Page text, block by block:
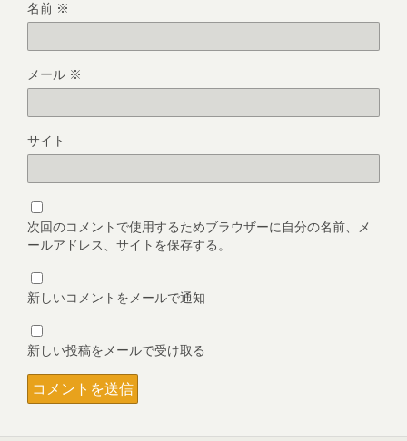
名前 ※
メール ※
サイト
次回のコメントで使用するためブラウザーに自分の名前、メ
ールアドレス、サイトを保存する。
新しいコメントをメールで通知
新しい投稿をメールで受け取る